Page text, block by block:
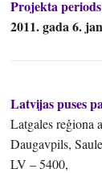
Projekta periods
2011. gada 6.
Latvijas puses
Latgales reģiona
Daugavpils,
LV – 5400,